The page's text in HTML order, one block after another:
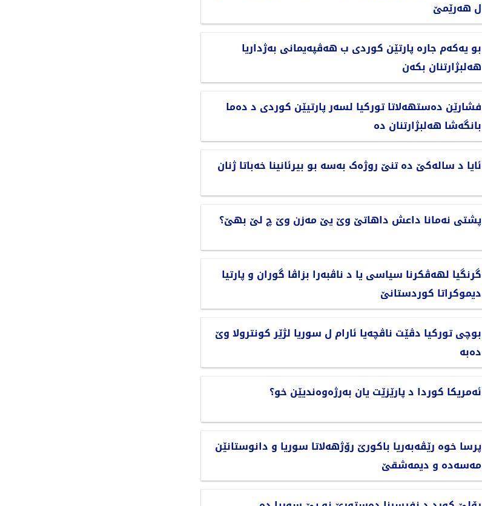
ل هەرێمێ
بو یەکەم جارە پارتێن کوردی ب هەڤپەیمانی بەژداریا
هەلبژارتنان بکەن
فشارێن دەستهەلاتا تورکیا لسەر پارتیێن کوردی د دەما
بانگەشا هەلبژارتنان دە
ئایا د سالەکێ دە تنێ روژەک بەسە بو بیرئانینا خەباتا ژنان
پشتی نەمانا داعش داهاتێ وێ یێ مەزن وێ چ لێ بهێ؟
گرنگیا لهەڤکرنا سیاسی یا د ناڤبەرا بزاڤا گوران و پارتیا
دیموکراتا کوردستانێ
بوچی تورکیا دڤێت ناڤچەیا ئارام ل سوریا لژێر کونترولا وێ
دەبە
ئەمریكا كوردا د پارێزێت یان بەرژەوەندیێن خو؟
پرسا خوە رێڤەبەریا باکورێ رۆژهەلاتا سوریا و دانوستانێن
مەسەدە و دیمەشقێ